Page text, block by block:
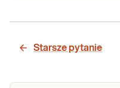
Starsze pytanie